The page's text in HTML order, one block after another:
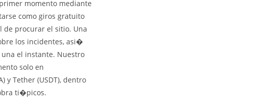
momento mediante
como giros gratuito
de procurar el sitio. Una
los incidentes, asi�
el instante. Nuestro
solo en
y Tether (USDT), dentro
ti�picos.